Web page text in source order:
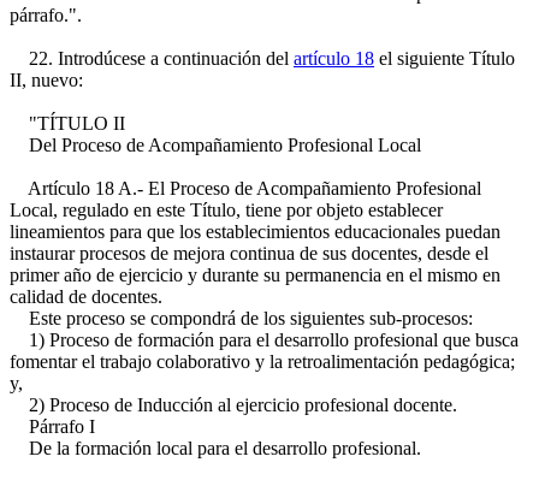
párrafo.".
22. Introdúcese a continuación del artículo 18 el siguiente Título
II, nuevo:
"TÍTULO II
Del Proceso de Acompañamiento Profesional Local
Artículo 18 A.- El Proceso de Acompañamiento Profesional
Local, regulado en este Título, tiene por objeto establecer
lineamientos para que los establecimientos educacionales puedan
instaurar procesos de mejora continua de sus docentes, desde el
primer año de ejercicio y durante su permanencia en el mismo en
calidad de docentes.
Este proceso se compondrá de los siguientes sub-procesos:
1) Proceso de formación para el desarrollo profesional que busca
fomentar el trabajo colaborativo y la retroalimentación pedagógica;
y,
2) Proceso de Inducción al ejercicio profesional docente.
Párrafo I
De la formación local para el desarrollo profesional.